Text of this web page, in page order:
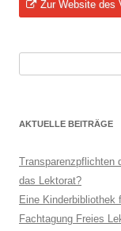
Zur Website des
AKTUELLE BEITRÄGE
Transparenzpflichten
das Lektorat?
Eine Kinderbibliothek
Fachtagung Freies